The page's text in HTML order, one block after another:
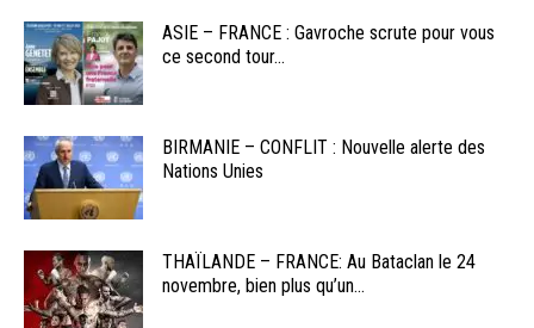
ASIE – FRANCE : Gavroche scrute pour vous
ce second tour...
BIRMANIE – CONFLIT : Nouvelle alerte des
Nations Unies
THAÏLANDE – FRANCE: Au Bataclan le 24
novembre, bien plus qu’un...